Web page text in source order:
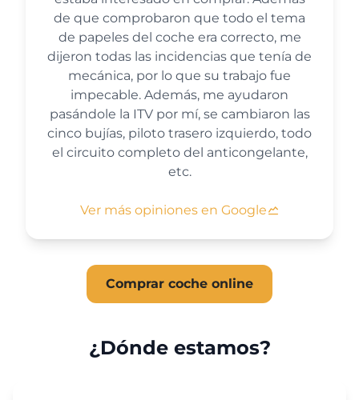
de que comprobaron que todo el tema
de papeles del coche era correcto, me
dijeron todas las incidencias que tenía de
mecánica, por lo que su trabajo fue
impecable. Además, me ayudaron
pasándole la ITV por mí, se cambiaron las
cinco bujías, piloto trasero izquierdo, todo
el circuito completo del anticongelante,
etc.
Ver más opiniones en Google
Comprar coche online
¿Dónde estamos?